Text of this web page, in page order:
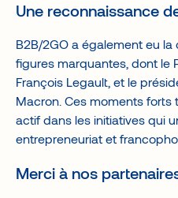
Une reconnaissance
B2B/2GO a également eu
figures marquantes, dont le
François Legault, et le
Macron. Ces moments
actif dans les initiatives qui
entrepreneuriat et
Merci à nos